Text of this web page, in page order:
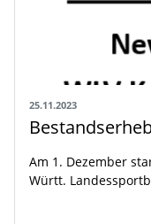
25.11.2023
Am 1. Dezember
Württ.